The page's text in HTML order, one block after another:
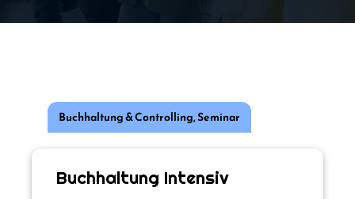
Buchhaltung & Controlling,Seminar
Buchhaltung Intensiv